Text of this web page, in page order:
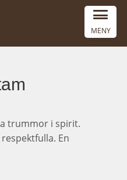
MENY
trummor i spirit.
En